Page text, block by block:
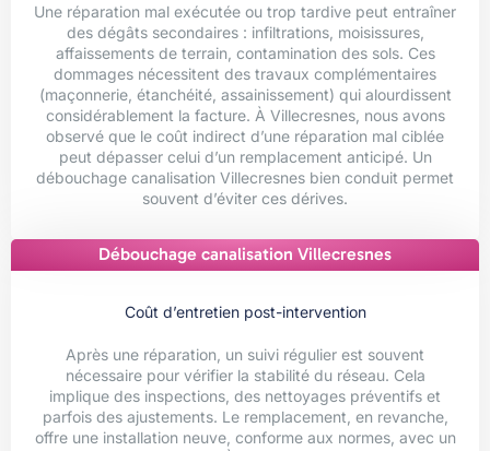
Une réparation mal exécutée ou trop tardive peut entraîner
des dégâts secondaires : infiltrations, moisissures,
affaissements de terrain, contamination des sols. Ces
dommages nécessitent des travaux complémentaires
(maçonnerie, étanchéité, assainissement) qui alourdissent
considérablement la facture. À Villecresnes, nous avons
observé que le coût indirect d’une réparation mal ciblée
peut dépasser celui d’un remplacement anticipé. Un
débouchage canalisation Villecresnes bien conduit permet
souvent d’éviter ces dérives.
Débouchage canalisation Villecresnes
Coût d’entretien post-intervention
Après une réparation, un suivi régulier est souvent
nécessaire pour vérifier la stabilité du réseau. Cela
implique des inspections, des nettoyages préventifs et
parfois des ajustements. Le remplacement, en revanche,
offre une installation neuve, conforme aux normes, avec un